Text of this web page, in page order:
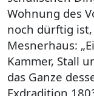
Wohnung des
noch dürftig
Mesnerhaus:
Kammer, Stall
das Ganze
Exdradition